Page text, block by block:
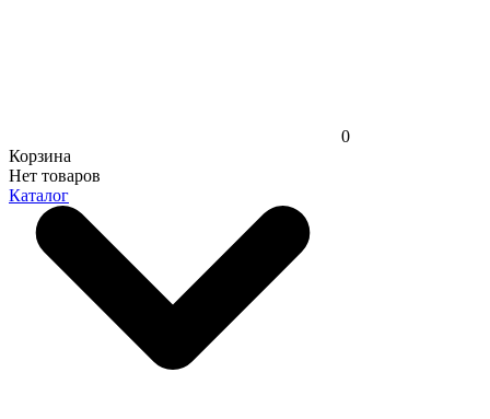
0
Корзина
Нет товаров
Каталог